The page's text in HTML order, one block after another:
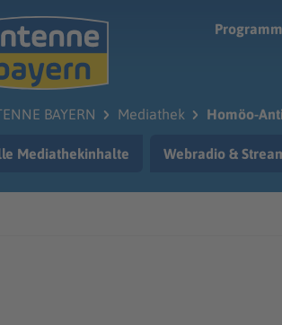
Programm
BAYERN Mediathek Homöo-
Mediathekinhalte Webradio &